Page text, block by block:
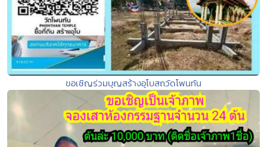
ขอเชิญร่วมบุญสร้างอุโบสถวัดโพนทัน